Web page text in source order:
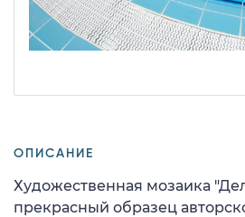
ОПИСАНИЕ
Художественная мозаика
прекрасный образец